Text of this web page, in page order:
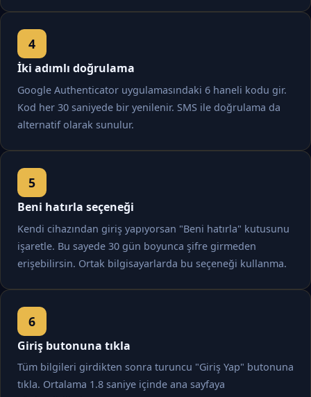
İki adımlı doğrulama
Google Authenticator uygulamasındaki 6 haneli kodu gir.
Kod her 30 saniyede bir yenilenir. SMS ile doğrulama da
alternatif olarak sunulur.
Beni hatırla seçeneği
Kendi cihazından giriş yapıyorsan "Beni hatırla" kutusunu
işaretle. Bu sayede 30 gün boyunca şifre girmeden
erişebilirsin. Ortak bilgisayarlarda bu seçeneği kullanma.
Giriş butonuna tıkla
Tüm bilgileri girdikten sonra turuncu "Giriş Yap" butonuna
tıkla. Ortalama 1.8 saniye içinde ana sayfaya